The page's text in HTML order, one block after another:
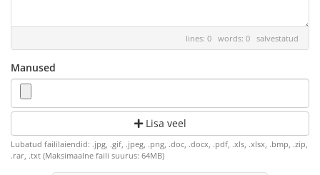
lines: 0 words: 0 salvestatud
Manused
Lisa veel
Lubatud faililaiendid: .jpg, .gif, .jpeg, .png, .doc, .docx, .pdf, .xls, .xlsx, .bmp, .zip,
.rar, .txt (Maksimaalne faili suurus: 64MB)